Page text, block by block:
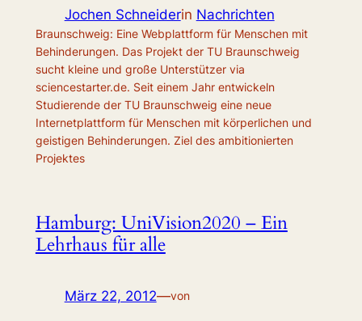
Jochen Schneiderin Nachrichten
Braunschweig: Eine Webplattform für Menschen mit
Behinderungen. Das Projekt der TU Braunschweig
sucht kleine und große Unterstützer via
sciencestarter.de. Seit einem Jahr entwickeln
Studierende der TU Braunschweig eine neue
Internetplattform für Menschen mit körperlichen und
geistigen Behinderungen. Ziel des ambitionierten
Projektes
Hamburg: UniVision2020 – Ein
Lehrhaus für alle
März 22, 2012—von